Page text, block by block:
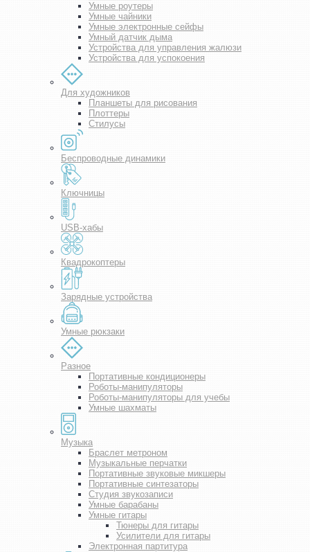
Умные роутеры
Умные чайники
Умные электронные сейфы
Умный датчик дыма
Устройства для управления жалюзи
Устройства для успокоения
Для художников
Планшеты для рисования
Плоттеры
Стилусы
Беспроводные динамики
Ключницы
USB-хабы
Квадрокоптеры
Зарядные устройства
Умные рюкзаки
Разное
Портативные кондиционеры
Роботы-манипуляторы
Роботы-манипуляторы для учебы
Умные шахматы
Музыка
Браслет метроном
Музыкальные перчатки
Портативные звуковые микшеры
Портативные синтезаторы
Студия звукозаписи
Умные барабаны
Умные гитары
Тюнеры для гитары
Усилители для гитары
Электронная партитура